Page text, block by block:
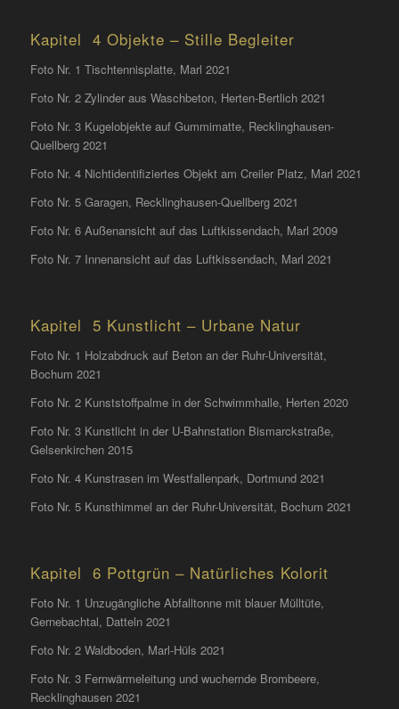
Kapitel 4 Objekte – Stille Begleiter
Foto Nr. 1 Tischtennisplatte, Marl 2021
Foto Nr. 2 Zylinder aus Waschbeton, Herten-Bertlich 2021
Foto Nr. 3 Kugelobjekte auf Gummimatte, Recklinghausen-
Quellberg 2021
Foto Nr. 4 Nichtidentifiziertes Objekt am Creiler Platz, Marl 2021
Foto Nr. 5 Garagen, Recklinghausen-Quellberg 2021
Foto Nr. 6 Außenansicht auf das Luftkissendach, Marl 2009
Foto Nr. 7 Innenansicht auf das Luftkissendach, Marl 2021
Kapitel 5 Kunstlicht – Urbane Natur
Foto Nr. 1 Holzabdruck auf Beton an der Ruhr-Universität,
Bochum 2021
Foto Nr. 2 Kunststoffpalme in der Schwimmhalle, Herten 2020
Foto Nr. 3 Kunstlicht in der U-Bahnstation Bismarckstraße,
Gelsenkirchen 2015
Foto Nr. 4 Kunstrasen im Westfallenpark, Dortmund 2021
Foto Nr. 5 Kunsthimmel an der Ruhr-Universität, Bochum 2021
Kapitel 6 Pottgrün – Natürliches Kolorit
Foto Nr. 1 Unzugängliche Abfalltonne mit blauer Mülltüte,
Gernebachtal, Datteln 2021
Foto Nr. 2 Waldboden, Marl-Hüls 2021
Foto Nr. 3 Fernwärmeleitung und wuchernde Brombeere,
Recklinghausen 2021